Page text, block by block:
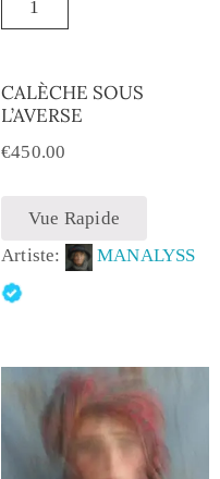
CALÈCHE SOUS
L’AVERSE
€450.00
Vue Rapide
Artiste:
MANALYSS